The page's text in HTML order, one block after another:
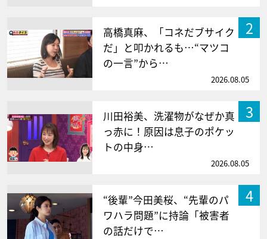
2
高橋真麻、「コネだブサイク
だ」と叩かれるも…“マツコ
の一言”から…
2026.08.05
3
川田裕美、洗濯物がなぜか真
っ赤に！原因は息子のポケッ
トの中身…
2026.08.05
4
“後輩”今田美桜、“先輩のパ
ワハラ問題”に持論「被害者
の話だけで…